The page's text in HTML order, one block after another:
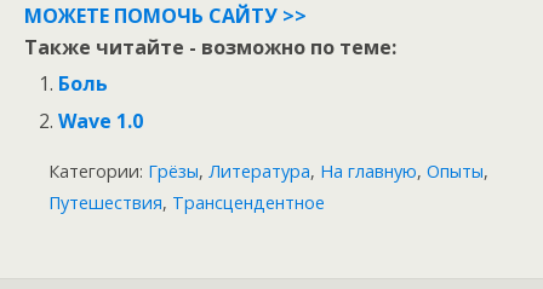
МОЖЕТЕ ПОМОЧЬ САЙТУ >>
Также читайте - возможно по теме:
Боль
Wave 1.0
Категории: Грёзы, Литература, На главную, Опыты,
Путешествия, Трансцендентное